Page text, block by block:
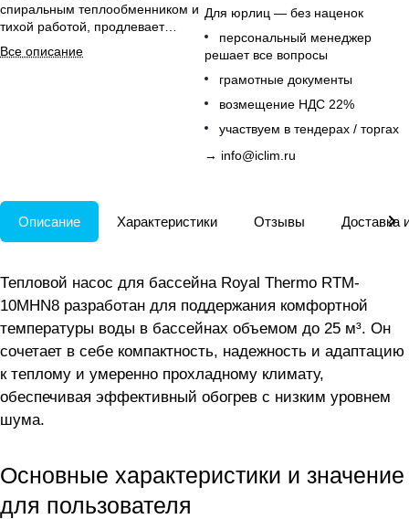
спиральным теплообменником и
тихой работой, продлевает
купальный сезон весной и
осенью.
Все описание
Для юрлиц — без наценок
персональный менеджер
решает все вопросы
грамотные документы
возмещение НДС 22%
участвуем в тендерах / торгах
→ info@iclim.ru
Описание Характеристики Отзывы Доставка
Тепловой насос для бассейна Royal Thermo RTM-
10MHN8 разработан для поддержания комфортной
температуры воды в бассейнах объемом до 25 м³. Он
сочетает в себе компактность, надежность и адаптацию
к теплому и умеренно прохладному климату,
обеспечивая эффективный обогрев с низким уровнем
шума.
Основные характеристики и значение
для пользователя